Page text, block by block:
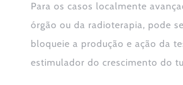
Para os casos localmente
órgão ou da radioterapia, pode
bloqueie a produção e ação da
estimulador do crescimento do